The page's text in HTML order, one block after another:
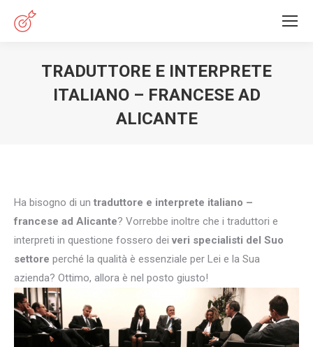
TRADUTTORE E INTERPRETE
ITALIANO – FRANCESE AD
ALICANTE
Ha bisogno di un traduttore e interprete italiano –
francese ad Alicante? Vorrebbe inoltre che i traduttori e
interpreti in questione fossero dei veri specialisti del Suo
settore perché la qualità è essenziale per Lei e la Sua
azienda? Ottimo, allora è nel posto giusto!